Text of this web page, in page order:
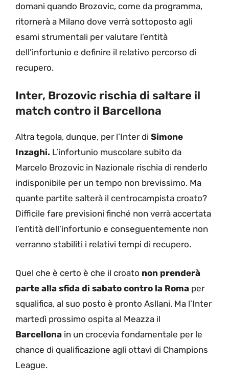
domani quando Brozovic, come da programma,
ritornerà a Milano dove verrà sottoposto agli
esami strumentali per valutare l’entità
dell’infortunio e definire il relativo percorso di
recupero.
Inter, Brozovic rischia di saltare il
match contro il Barcellona
Altra tegola, dunque, per l’Inter di Simone
Inzaghi. L’infortunio muscolare subito da
Marcelo Brozovic in Nazionale rischia di renderlo
indisponibile per un tempo non brevissimo. Ma
quante partite salterà il centrocampista croato?
Difficile fare previsioni finché non verrà accertata
l’entità dell’infortunio e conseguentemente non
verranno stabiliti i relativi tempi di recupero.
Quel che è certo è che il croato non prenderà
parte alla sfida di sabato contro la Roma per
squalifica, al suo posto è pronto Asllani. Ma l’Inter
martedì prossimo ospita al Meazza il
Barcellona in un crocevia fondamentale per le
chance di qualificazione agli ottavi di Champions
League.